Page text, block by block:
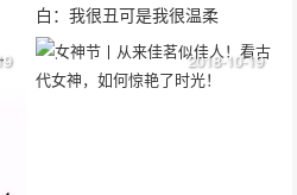
白：我很丑可是我很温柔
2018-10-19